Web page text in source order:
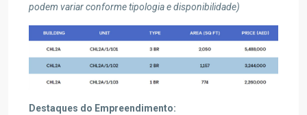
podem variar conforme tipologia e disponibilidade)
Destaques do Empreendimento: